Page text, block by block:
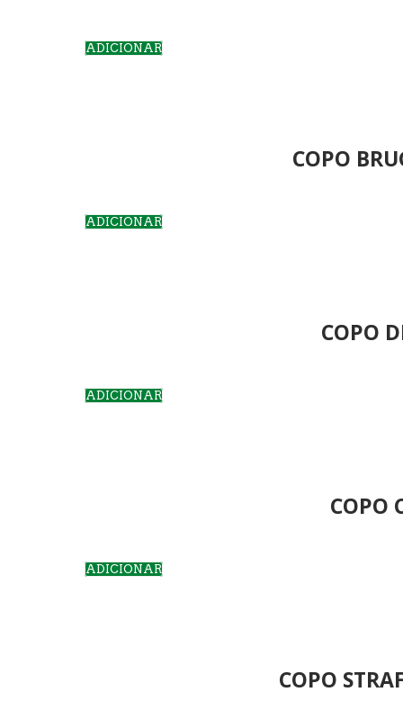
ADICIONAR
COPO
ADICIONAR
COPO
ADICIONAR
COPO
ADICIONAR
COPO